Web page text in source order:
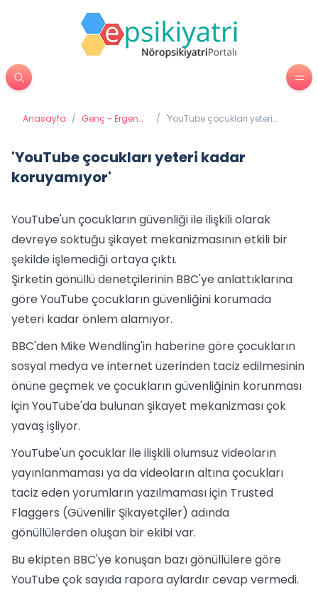
Anasayfa / Genç - Ergen
/ 'YouTube çocukları yeteri
'YouTube çocukları yeteri kadar
koruyamıyor'
YouTube'un çocukların güvenliği ile ilişkili olarak
devreye soktuğu şikayet mekanizmasının etkili bir
şekilde işlemediği ortaya çıktı.
Şirketin gönüllü denetçilerinin BBC'ye anlattıklarına
göre YouTube çocukların güvenliğini korumada
yeteri kadar önlem alamıyor.
BBC'den Mike Wendling'in haberine göre çocukların
sosyal medya ve internet üzerinden taciz edilmesinin
önüne geçmek ve çocukların güvenliğinin korunması
için YouTube'da bulunan şikayet mekanizması çok
yavaş işliyor.
YouTube'un çocuklar ile ilişkili olumsuz videoların
yayınlanmaması ya da videoların altına çocukları
taciz eden yorumların yazılmaması için Trusted
Flaggers (Güvenilir Şikayetçiler) adında
gönüllülerden oluşan bir ekibi var.
Bu ekipten BBC'ye konuşan bazı gönüllülere göre
YouTube çok sayıda rapora aylardır cevap vermedi.